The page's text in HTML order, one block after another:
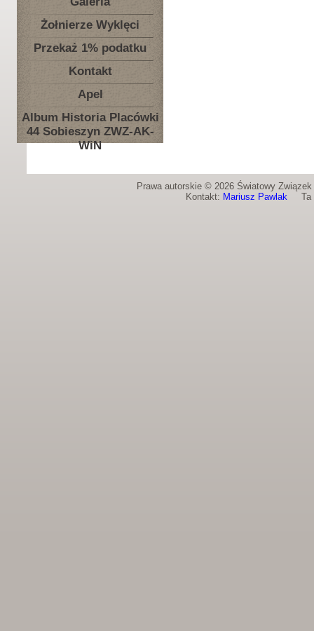
Żołnierze Wyklęci
Przekaż 1% podatku
Kontakt
Apel
Album Historia Placówki
44 Sobieszyn ZWZ-AK-
WiN
Prawa autorskie © 2026 Światowy
Kontakt: Mariusz PawlakTa